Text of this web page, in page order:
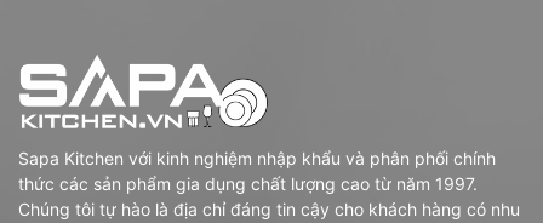
Sapa Kitchen với kinh nghiệm nhập khẩu và phân phối chính
thức các sản phẩm gia dụng chất lượng cao từ năm 1997.
Chúng tôi tự hào là địa chỉ đáng tin cậy cho khách hàng có nhu